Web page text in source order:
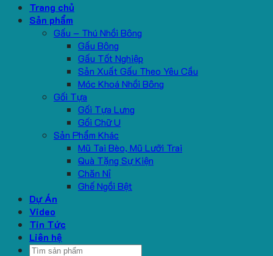
Trang chủ
Sản phẩm
Gấu – Thú Nhồi Bông
Gấu Bông
Gấu Tốt Nghiệp
Sản Xuất Gấu Theo Yêu Cầu
Móc Khoá Nhồi Bông
Gối Tựa
Gối Tựa Lưng
Gối Chữ U
Sản Phẩm Khác
Mũ Tai Bèo, Mũ Lưỡi Trai
Quà Tặng Sự Kiện
Chăn Nỉ
Ghế Ngồi Bệt
Dự Án
Video
Tin Tức
Liên hệ
Search